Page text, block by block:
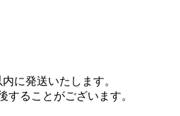
に発送いたします。
ることがございます。